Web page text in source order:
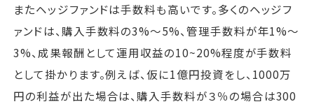
またヘッジファンドは手数料も高いです。多くのヘッジフ
ァンドは、購入手数料の3%～5%、管理手数料が年1%～
3%、成果報酬として運用収益の10~20%程度が手数料
として掛かります。例えば、仮に1億円投資をし、1000万
円の利益が出た場合は、購入手数料が３％の場合は300